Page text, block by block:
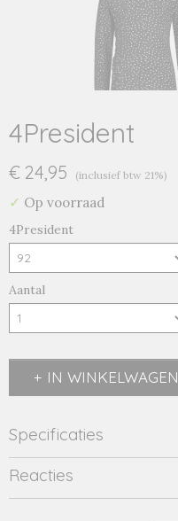
4President
€ 24,95 (inclusief btw 21%)
✓ Op voorraad
4President
Aantal
IN WINKELWAGEN
Specificaties
Productcode
2539-14526
Reacties